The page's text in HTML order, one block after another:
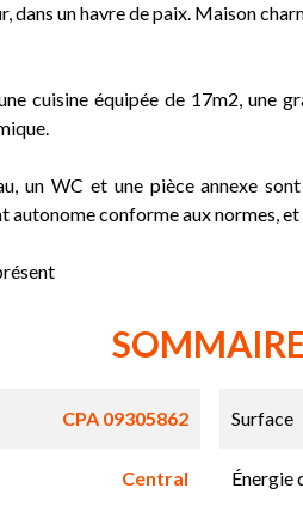
dans un havre de paix. Maison
cuisine équipée de 17m2, une
un WC et une pièce annexe
autonome conforme aux normes, et
CPA 09305862 Surface
Central Énergie